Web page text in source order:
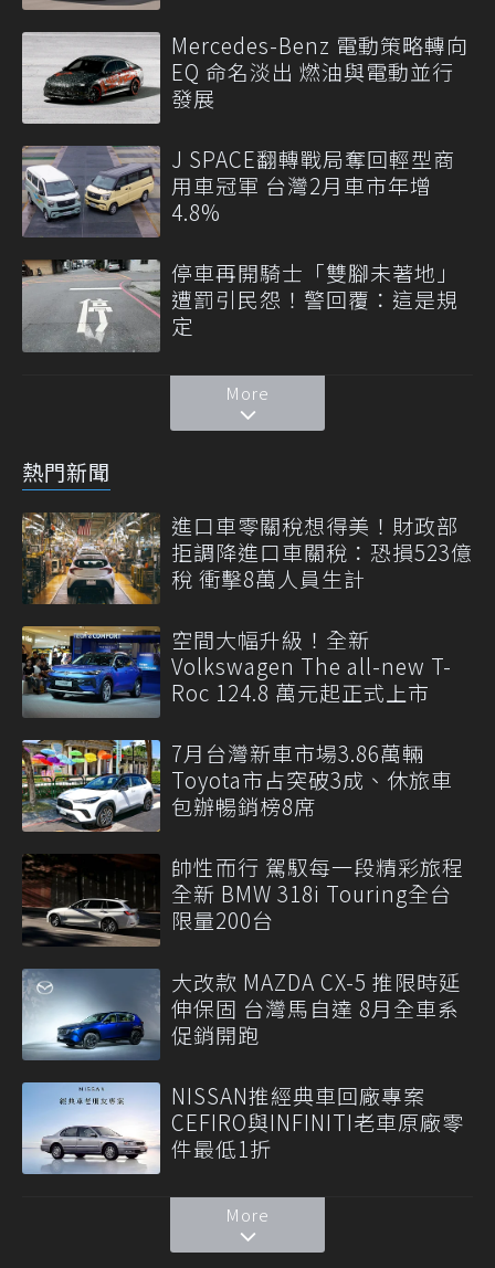
Mercedes-Benz 電動策略轉向
EQ 命名淡出 燃油與電動並行
發展
J SPACE翻轉戰局奪回輕型商
用車冠軍 台灣2月車市年增
4.8%
停車再開騎士「雙腳未著地」
遭罰引民怨！警回覆：這是規
定
More
熱門新聞
進口車零關稅想得美！財政部
拒調降進口車關稅：恐損523億
稅 衝擊8萬人員生計
空間大幅升級！全新
Volkswagen The all-new T-
Roc 124.8 萬元起正式上市
7月台灣新車市場3.86萬輛
Toyota市占突破3成、休旅車
包辦暢銷榜8席
帥性而行 駕馭每一段精彩旅程
全新 BMW 318i Touring全台
限量200台
大改款 MAZDA CX-5 推限時延
伸保固 台灣馬自達 8月全車系
促銷開跑
NISSAN推經典車回廠專案
CEFIRO與INFINITI老車原廠零
件最低1折
More